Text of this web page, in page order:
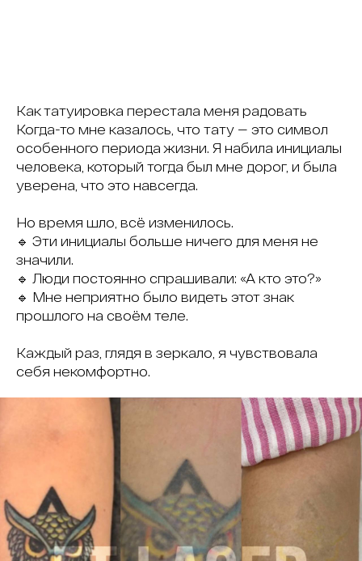
Как татуировка перестала меня радовать
Когда-то мне казалось, что тату — это символ
особенного периода жизни. Я набила инициалы
человека, который тогда был мне дорог, и была
уверена, что это навсегда.
Но время шло, всё изменилось.
🔹 Эти инициалы больше ничего для меня не
значили.
🔹 Люди постоянно спрашивали: «А кто это?»
🔹 Мне неприятно было видеть этот знак
прошлого на своём теле.
Каждый раз, глядя в зеркало, я чувствовала
себя некомфортно.